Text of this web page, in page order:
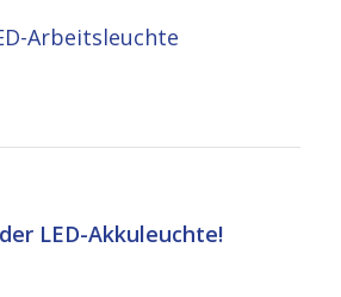
Arbeitsleuchte
LED-Akkuleuchte!